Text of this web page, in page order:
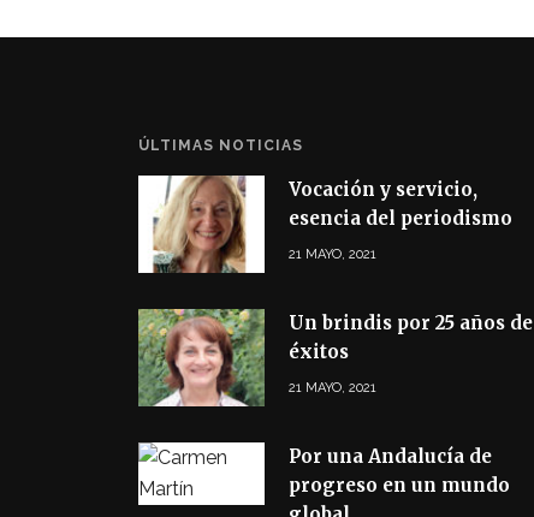
ÚLTIMAS NOTICIAS
Vocación y servicio,
esencia del periodismo
21 MAYO, 2021
Un brindis por 25 años de
éxitos
21 MAYO, 2021
Por una Andalucía de
progreso en un mundo